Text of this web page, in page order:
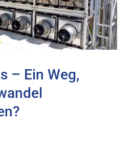
– Ein Weg,